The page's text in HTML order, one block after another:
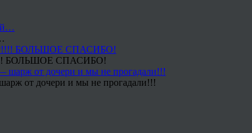
БОЛЬШОЕ СПАСИБО!
от дочери и мы не прогадали!!!